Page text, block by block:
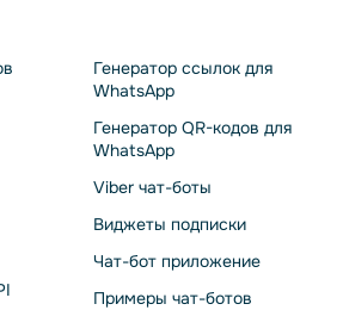
Генератор ссылок для
WhatsApp
Генератор QR-кодов для
WhatsApp
Viber чат-боты
Виджеты подписки
Чат-бот приложение
Примеры чат-ботов